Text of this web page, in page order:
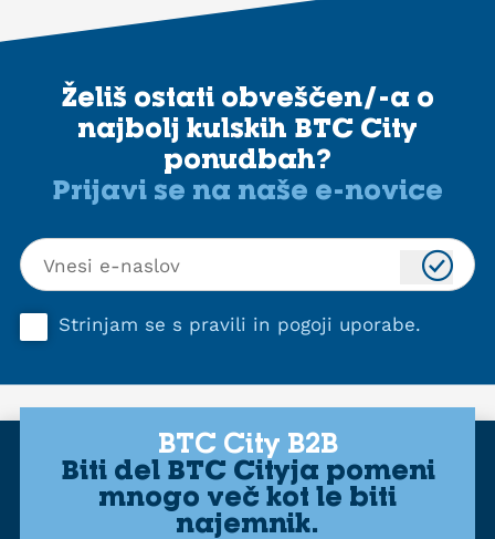
Želiš ostati obveščen/-a o
najbolj kulskih BTC City
ponudbah?
Prijavi se na naše e-novice
Strinjam se s pravili in pogoji uporabe.
BTC City B2B
Biti del BTC Cityja pomeni
mnogo več kot le biti
najemnik.